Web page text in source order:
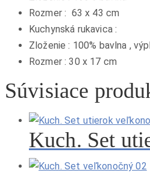
Rozmer : 63 x 43 cm
Kuchynská rukavica :
Zloženie : 100% bavlna ,
Rozmer : 30 x 17 cm
Súvisiace
Kuch. Set